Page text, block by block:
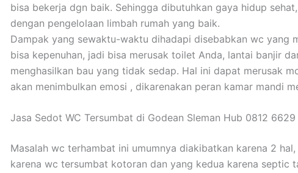
bisa bekerja dgn baik. Sehingga dibutuhkan gaya hidup
dengan pengelolaan limbah rumah yang baik.
Dampak yang sewaktu-waktu dihadapi disebabkan wc yang
bisa kepenuhan, jadi bisa merusak toilet Anda, lantai banjir
menghasilkan bau yang tidak sedap. Hal ini dapat merusak
akan menimbulkan emosi , dikarenakan peran kamar mandi
Jasa Sedot WC Tersumbat di Godean Sleman Hub 0812
Masalah wc terhambat ini umumnya diakibatkan karena 2
karena wc tersumbat kotoran dan yang kedua karena septic